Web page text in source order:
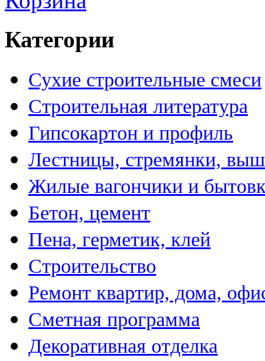
Категории
Сухие строительные смеси
Строительная литература
Гипсокартон и профиль
Лестницы, стремянки,
Жилые вагончики и
Бетон, цемент
Пена, герметик, клей
Строительство
Ремонт квартир, дома,
Сметная программа
Декоративная отделка